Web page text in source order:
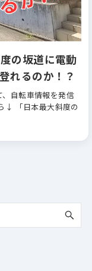
の坂道に電動
れるのか！？
自転車情報を発信
↓ 「日本最大斜度の